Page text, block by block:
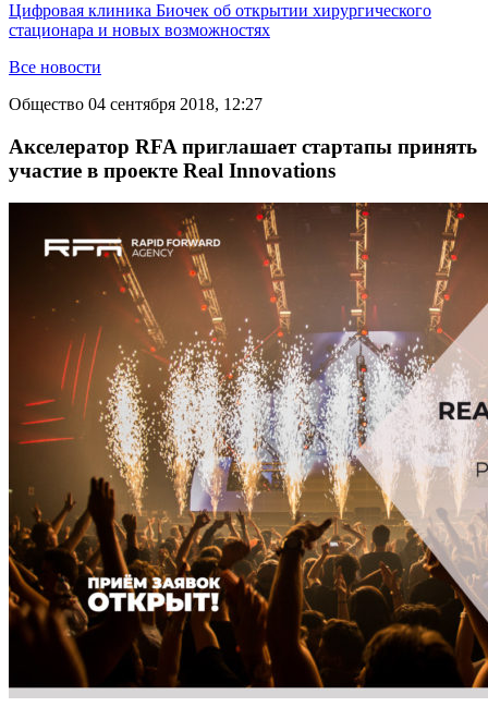
Цифровая клиника Биочек об открытии хирургического
стационара и новых возможностях
Все новости
Общество 04 сентября 2018, 12:27
Акселератор RFA приглашает стартапы принять
участие в проекте Real Innovations